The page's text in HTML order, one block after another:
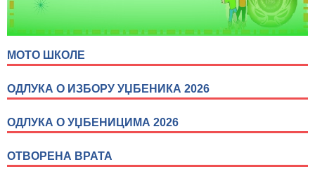
МОТО ШКОЛЕ
ОДЛУКА О ИЗБОРУ УЏБЕНИКА 2026
ОДЛУКА О УЏБЕНИЦИМА 2026
ОТВОРЕНА ВРАТА